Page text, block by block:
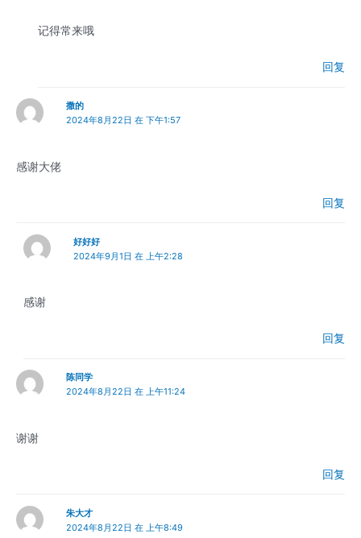
记得常来哦
回复
撒的
2024年8月22日 在 下午1:57
感谢大佬
回复
好好好
2024年9月1日 在 上午2:28
感谢
回复
陈同学
2024年8月22日 在 上午11:24
谢谢
回复
朱大才
2024年8月22日 在 上午8:49